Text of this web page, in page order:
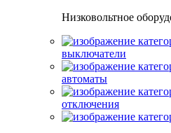
Низковольтное
выключатели
автоматы
отключения